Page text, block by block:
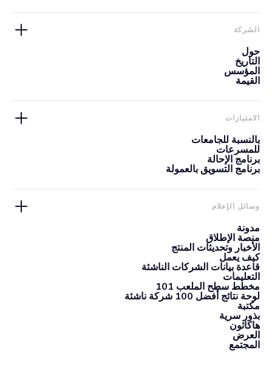
الشركة
حول
التاريخ
المؤسس
القيمة
الامتيازات
بالنسبة للجامعات
للمسرعات
برنامج الإحالة
برنامج التسويق بالعمولة
وسائل الإعلام
مدونة
منصة الإطلاق
الأخبار وتحديثات المنتج
كيف يعمل
قاعدة بيانات الشركات الناشئة
التعليمات
مخطط سطح الملعب 101
لوحة نتائج أفضل 100 شركة ناشئة
مكتبة
بذور سرية
هاكاثون
العرض
المجتمع